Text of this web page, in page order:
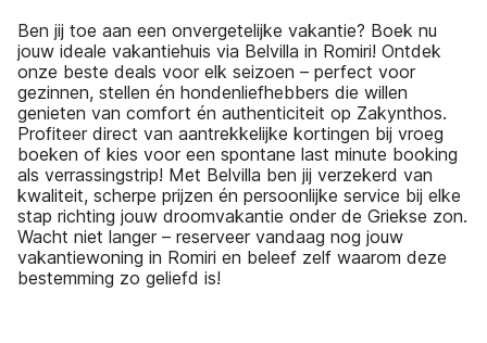
Ben jij toe aan een onvergetelijke vakantie? Boek nu
jouw ideale vakantiehuis via Belvilla in Romiri! Ontdek
onze beste deals voor elk seizoen – perfect voor
gezinnen, stellen én hondenliefhebbers die willen
genieten van comfort én authenticiteit op Zakynthos.
Profiteer direct van aantrekkelijke kortingen bij vroeg
boeken of kies voor een spontane last minute booking
als verrassingstrip! Met Belvilla ben jij verzekerd van
kwaliteit, scherpe prijzen én persoonlijke service bij elke
stap richting jouw droomvakantie onder de Griekse zon.
Wacht niet langer – reserveer vandaag nog jouw
vakantiewoning in Romiri en beleef zelf waarom deze
bestemming zo geliefd is!